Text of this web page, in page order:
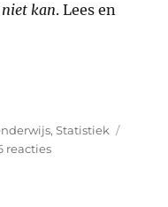
niet kan. Lees en
,Statistiek
reactiesop